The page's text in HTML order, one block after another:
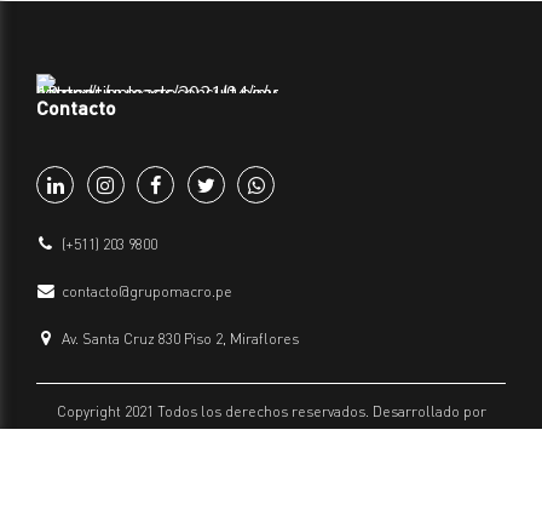
Contacto
(+511) 203 9800
contacto@grupomacro.pe
Av. Santa Cruz 830 Piso 2, Miraflores
Copyright 2021 Todos los derechos reservados. Desarrollado por